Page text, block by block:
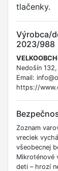
tlačenky.
Výrobca/
2023/988
Nedošín
Email:
https://
Zoznam
vreciek
všeobecnej
Mikroténové
deti – hrozí